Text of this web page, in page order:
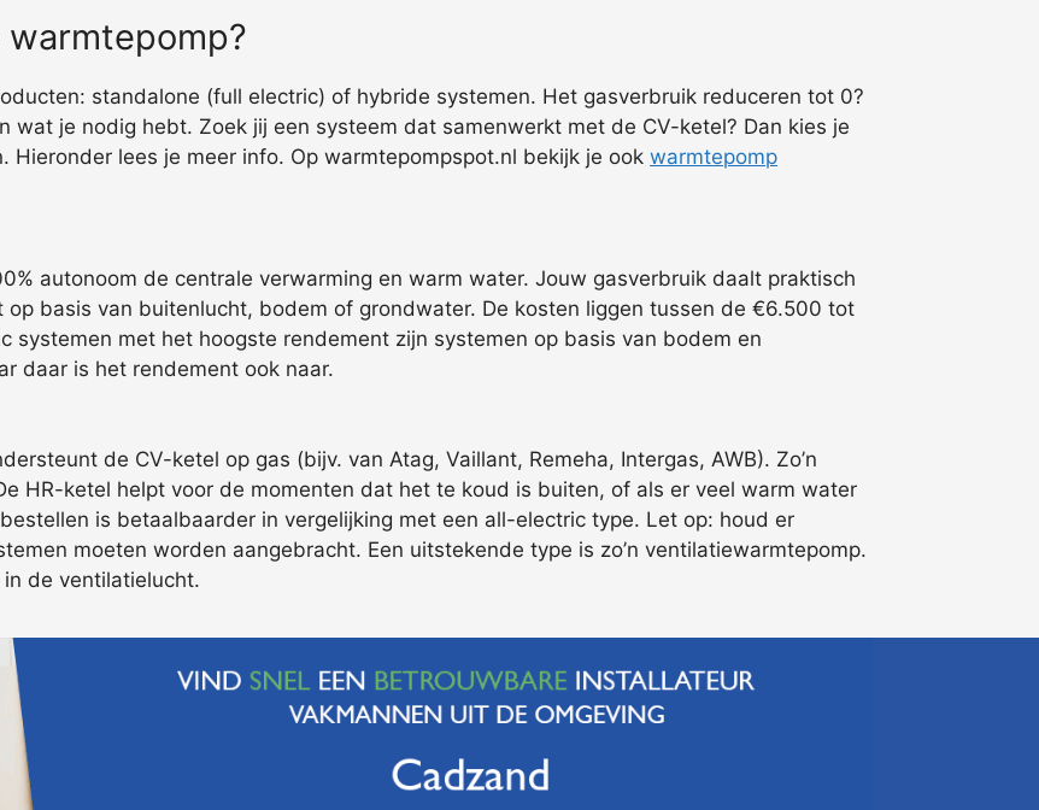
standalone (full electric) of hybride systemen. Het gasverbruik reduceren tot 0?
wat je nodig hebt. Zoek jij een systeem dat samenwerkt met de CV-ketel? Dan kies je
lees je meer info. Op warmtepompspot.nl bekijk je ook warmtepomp
autonoom de centrale verwarming en warm water. Jouw gasverbruik daalt praktisch
basis van buitenlucht, bodem of grondwater. De kosten liggen tussen de €6.500 tot
systemen met het hoogste rendement zijn systemen op basis van bodem en
daar is het rendement ook naar.
de CV-ketel op gas (bijv. van Atag, Vaillant, Remeha, Intergas, AWB). Zo’n
HR-ketel helpt voor de momenten dat het te koud is buiten, of als er veel warm water
is betaalbaarder in vergelijking met een all-electric type. Let op: houd er
moeten worden aangebracht. Een uitstekende type is zo’n ventilatiewarmtepomp.
de ventilatielucht.